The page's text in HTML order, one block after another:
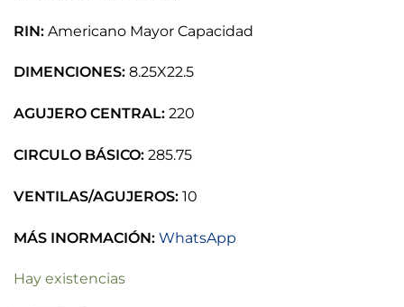
RIN: Americano Mayor Capacidad
DIMENCIONES: 8.25X22.5
AGUJERO CENTRAL: 220
CIRCULO BÁSICO: 285.75
VENTILAS/AGUJEROS: 10
MÁS INORMACIÓN: WhatsApp
Hay existencias